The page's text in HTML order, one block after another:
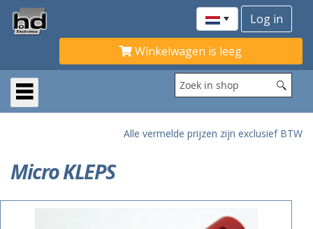
Winkelwagen is leeg
Alle vermelde prijzen zijn exclusief BTW
Micro KLEPS